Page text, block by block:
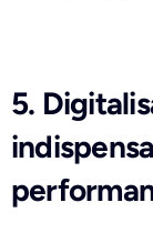
5.